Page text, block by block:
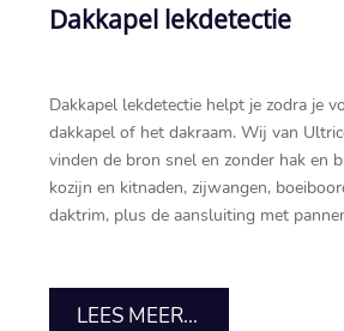
Dakkapel lekdetectie
Dakkapel lekdetectie helpt je zodra je
dakkapel of het dakraam.​ Wij van
vinden de bron snel en zonder hak en
kozijn en kitnaden, zijwangen,
daktrim, plus de aansluiting met
LEES MEER...